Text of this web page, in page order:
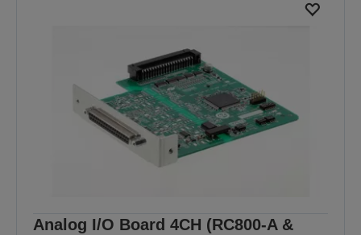
Analog I/O Board 4CH (RC800-A &